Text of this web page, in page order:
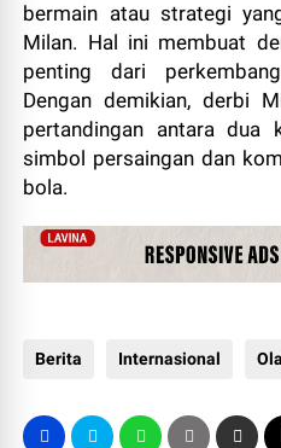
bermain atau strategi
Milan. Hal ini membuat
penting dari
Dengan demikian, derbi
pertandingan antara dua
simbol persaingan dan
bola.
Berita Internasional